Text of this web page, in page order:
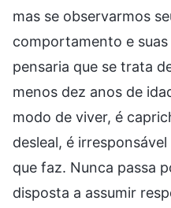
mas se observarmos
comportamento e
pensaria que se trata
menos dez anos de
modo de viver, é
desleal, é
que faz. Nunca passa
disposta a assumir